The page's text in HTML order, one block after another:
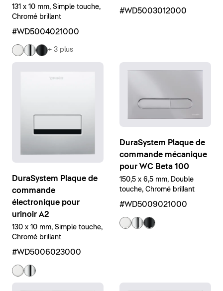
131 x 10 mm, Simple touche,
Chromé brillant
#WD5004021000
+ 3 plus
#WD5003012000
DuraSystem Plaque de
commande
électronique pour
urinoir A2
130 x 10 mm, Simple touche,
Chromé brillant
#WD5006023000
DuraSystem Plaque de
commande mécanique
pour WC Beta 100
150,5 x 6,5 mm, Double
touche, Chromé brillant
#WD5009021000